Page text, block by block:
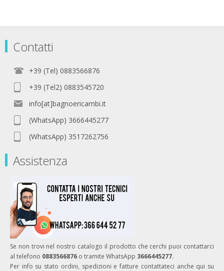
Contatti
+39 (Tel) 0883566876
+39 (Tel2) 0883545720
info[at]bagnoericambi.it
(WhatsApp) 3666445277
(WhatsApp) 3517262756
Assistenza
Se non trovi nel nostro catalogo il prodotto che cerchi puoi contattarci
al telefono 0883566876 o tramite WhatsApp 3666445277.
Per info su stato ordini, spedizioni e fatture contattateci anche qui su